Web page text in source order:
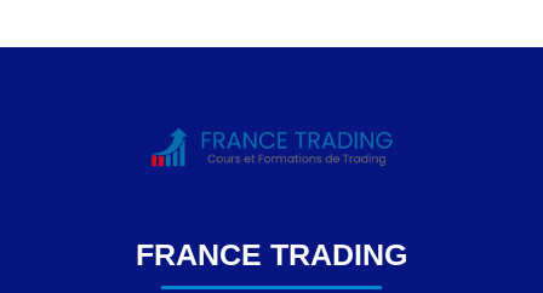
FRANCE TRADING